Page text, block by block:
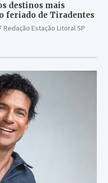
destinos mais
feriado de Tiradentes
Redação Estação Litoral SP